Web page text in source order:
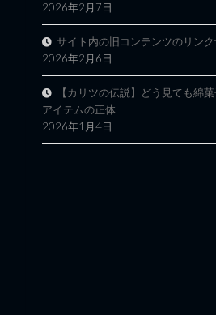
2026年2月7日
サイト内の旧コンテンツのリン
2026年2月6日
【カリツの伝説】どう見ても綿
アイテムの正体
2026年1月4日